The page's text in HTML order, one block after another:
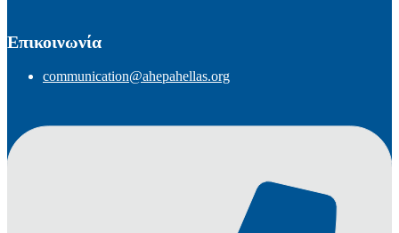
Επικοινωνία
communication@ahepahellas.org